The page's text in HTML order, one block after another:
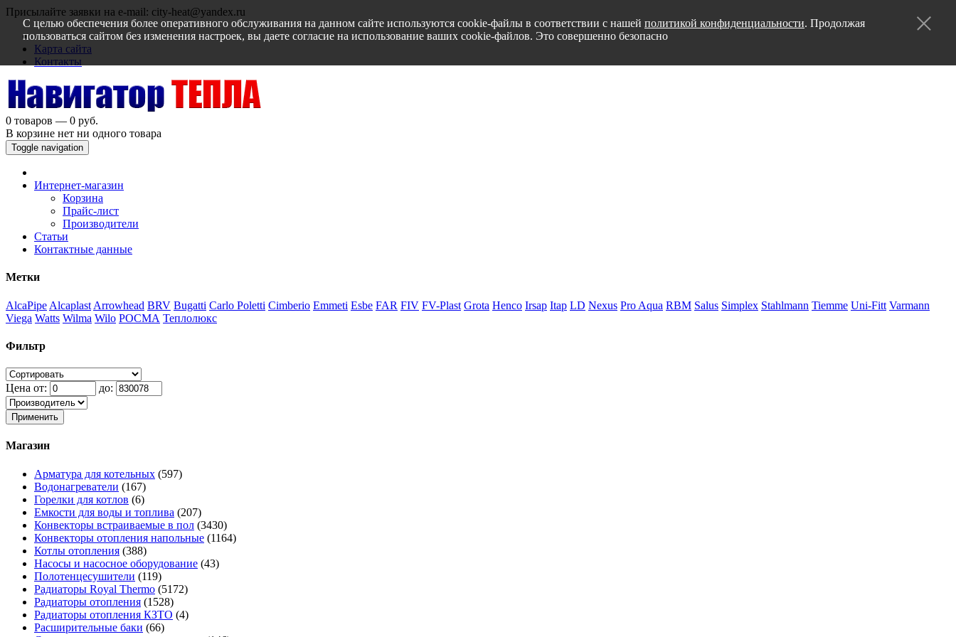
Присылайте заявки на e-mail: city-heat@yandex.ru
Карта сайта
Контакты
0 товаров — 0 руб.
В корзине нет ни одного товара
Toggle navigation
Интернет-магазин
Корзина
Прайс-лист
Производители
Статьи
Контактные данные
Метки
AlcaPipe Alcaplast Arrowhead BRV Bugatti Carlo Poletti Cimberio Emmeti Esbe FAR FIV FV-Plast Grota Henco Irsap Itap LD Nexus Pro Aqua RBM Salus Simplex Stahlmann Tiemme Uni-Fitt Varmann
Viega Watts Wilma Wilo РОСМА Теплолюкс
Фильтр
Цена от: до:
Применить
Магазин
Арматура для котельных (597)
Водонагреватели (167)
Горелки для котлов (6)
Емкости для воды и топлива (207)
Конвекторы встраиваемые в пол (3430)
Конвекторы отопления напольные (1164)
Котлы отопления (388)
Насосы и насосное оборудование (43)
Полотенцесушители (119)
Радиаторы Royal Thermo (5172)
Радиаторы отопления (1528)
Радиаторы отопления КЗТО (4)
Расширительные баки (66)
С целью обеспечения более оперативного обслуживания на данном сайте используются cookie-файлы в соответствии с нашей политикой конфиденциальности. Продолжая
пользоваться сайтом без изменения настроек, вы даете согласие на использование ваших cookie-файлов. Это совершенно безопасно